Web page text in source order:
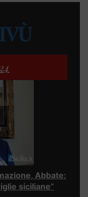
24
Abbate:
siciliane”